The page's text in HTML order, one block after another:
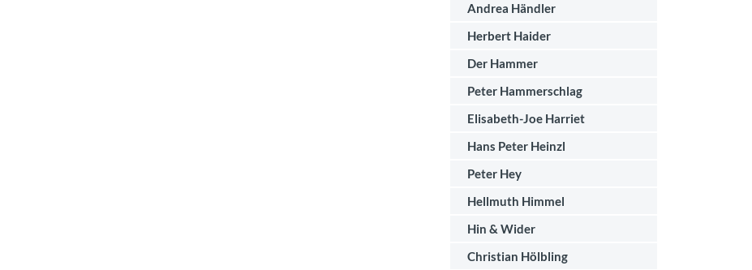
Andrea Händler
Herbert Haider
Der Hammer
Peter Hammerschlag
Elisabeth-Joe Harriet
Hans Peter Heinzl
Peter Hey
Hellmuth Himmel
Hin & Wider
Christian Hölbling